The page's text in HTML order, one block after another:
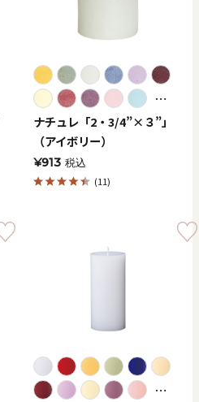
20000
円
OK
⋯
ナチュレ「2・3/4”×３”」
（アイボリー）
¥913 税込
(11)
⋯